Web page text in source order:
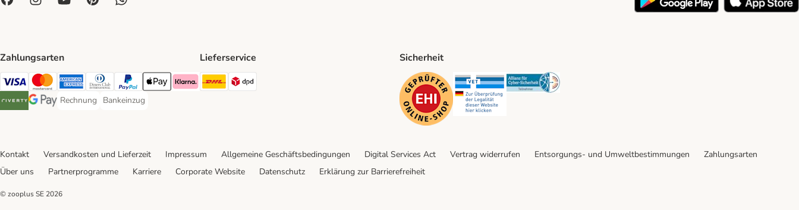
Zahlungsarten
Visa Payment Method
Mastercard Payment Method
American Express Payment Method
Diners Club Payment Method
PayPal Payment Method
Apple Pay Payment Method
Klarna Payment Method
Riverty Payment Method
Google Pay Payment Method
Rechnung
Rechnung Payment Method
Bankeinzug
Bankeinzug Payment Method
Lieferservice
DHL Shipping Method
Sicherheit
Security Security Security
Kontakt Versandkosten und Lieferzeit Impressum Allgemeine Geschäftsbedingungen Digital Services Act Vertrag widerrufen Entsorgungs- und Umweltbestimmungen
Zahlungsarten
Über uns
Partnerprogramme Karriere Corporate Website Datenschutz Erklärung zur Barrierefreiheit
© zooplus SE 2026